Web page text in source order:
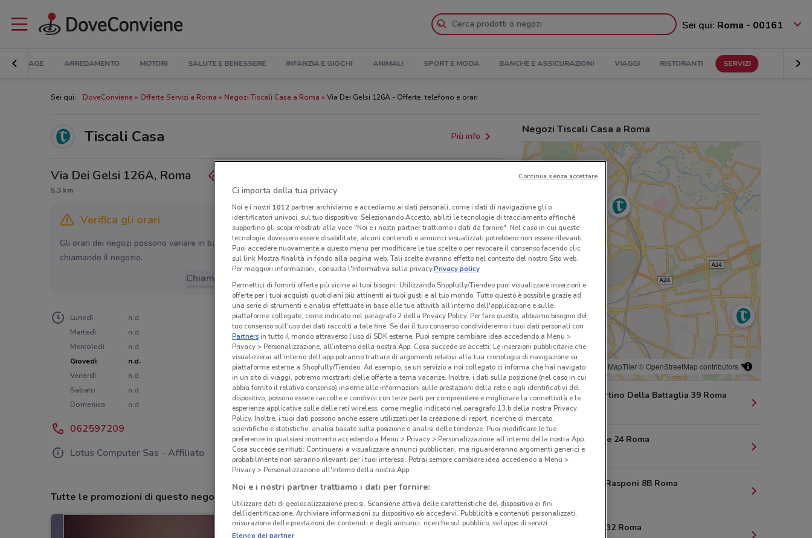
Sei qui: Roma - 00161
BRICOLAGE ARREDAMENTO MOTORI SALUTE E BENESSERE INFANZIA E GIOCHI ANIMALI SPORT E MODA BANCHE E ASSICURAZIONI VIAGGI RISTORANTI SERVIZI
Sei qui: DoveConviene Offerte Servizi a Roma Negozi Tiscali Casa a Roma Via Dei Gelsi 126A - Offerte, telefono e orari
Tiscali Casa Più info
Via Dei Gelsi 126A, Roma
5.3 km
Verifica gli orari
Gli orari dei negozi possono variare in base agli ultimi provvedimenti regionali o nazionali. Verifica l’accuratezza
chiamando il negozio.
Chiama il negozio
Lunedì
n.d.
Martedì
n.d.
Mercoledì
n.d.
Giovedì
n.d.
Venerdì
n.d.
Sabato
n.d.
Domenica
n.d.
062597209
Lotus Computer Sas - Affiliato
Tutte le promozioni di questo negozio
Negozi Tiscali Casa a Roma
© MapTiler© OpenStreetMap contributors
Via San Martino Della Battaglia 39 Roma
988 m
Via Dei Mille 24 Roma
1.3 km
Via Cesare Rasponi 8B Roma
Via Salaria 32 Roma
Ci importa della tua privacy
Noi e i nostri 1012partner archiviamo e accediamo ai dati personali, come i dati di navigazione gli o
identificatori univoci, sul tuo dispositivo. Selezionando Accetto, abiliti le tecnologie di tracciamento affinché
supportino gli scopi mostrati alla voce "Noi e i nostri partner trattiamo i dati da fornire". Nel caso in cui queste
tecnologie dovessero essere disabilitate, alcuni contenuti e annunci visualizzati potrebbero non essere rilevanti.
Puoi accedere nuovamente a questo menu per modificare le tue scelte o per revocare il consenso facendo clic
sul link Mostra finalità in fondo alla pagina web. Tali scelte avranno effetto nel contesto del nostro Sito web.
Per maggiori informazioni, consulta l'Informativa sulla privacy.Privacy policy
Permettici di fornirti offerte più vicine ai tuoi bisogni: Utilizzando Shopfully/Tiendeo puoi visualizzare inserzioni e
offerte per i tuoi acquisti quotidiani più attinenti ai tuoi gusti e al tuo mondo. Tutto questo è possibile grazie ad
una serie di strumenti e analisi effettuate in base alle tue attività all'interno dell'applicazione e sulle
piattaforme collegate, come indicato nel paragrafo 2 della Privacy Policy. Per fare questo, abbiamo bisogno del
tuo consenso sull'uso dei dati raccolti a tale fine. Se dai il tuo consenso condivideremo i tuoi dati personali con
Partnersin tutto il mondo attraverso l’uso di SDK esterne. Puoi sempre cambiare idea accedendo a Menu >
Privacy > Personalizzazione, all’interno della nostra App. Cosa succede se accetti: Le inserzioni pubblicitarie che
visualizzerai all'interno dell’app potranno trattare di argomenti relativi alla tua cronologia di navigazione su
piattaforme esterne a Shopfully/Tiendeo. Ad esempio, se un servizio a noi collegato ci informa che hai navigato
in un sito di viaggi, potremo mostrarti delle offerte a tema vacanze. Inoltre, i dati sulla posizione (nel caso in cui
abbia fornito il relativo consenso) insieme alle informazioni sulle prestazioni della rete e agli identificativi del
dispositivo, possono essere raccolte e condivisi con terze parti per comprendere e migliorare la connettività e le
esperienze applicative sulle delle reti wireless, come meglio indicato nel paragrafo 13.b della nostra Privacy
Policy. Inoltre, i tuoi dati possono anche essere utilizzati per la creazione di report, ricerche di mercato,
scientifiche e statistiche, analisi basate sulla posizione e analisi delle tendenze. Puoi modificare le tue
preferenze in qualsiasi momento accedendo a Menu > Privacy > Personalizzazione all'interno della nostra App.
Cosa succede se rifiuti: Continuerai a visualizzare annunci pubblicitari, ma riguarderanno argomenti generici e
probabilmente non saranno rilevanti per i tuoi interessi. Potrai sempre cambiare idea accedendo a Menu >
Privacy > Personalizzazione all'interno della nostra App.
Noi e i nostri partner trattiamo i dati per fornire:
Utilizzare dati di geolocalizzazione precisi. Scansione attiva delle caratteristiche del dispositivo ai fini
dell’identificazione. Archiviare informazioni su dispositivo e/o accedervi. Pubblicità e contenuti personalizzati,
misurazione delle prestazioni dei contenuti e degli annunci, ricerche sul pubblico, sviluppo di servizi.
Elenco dei partner
Continua senza accettare